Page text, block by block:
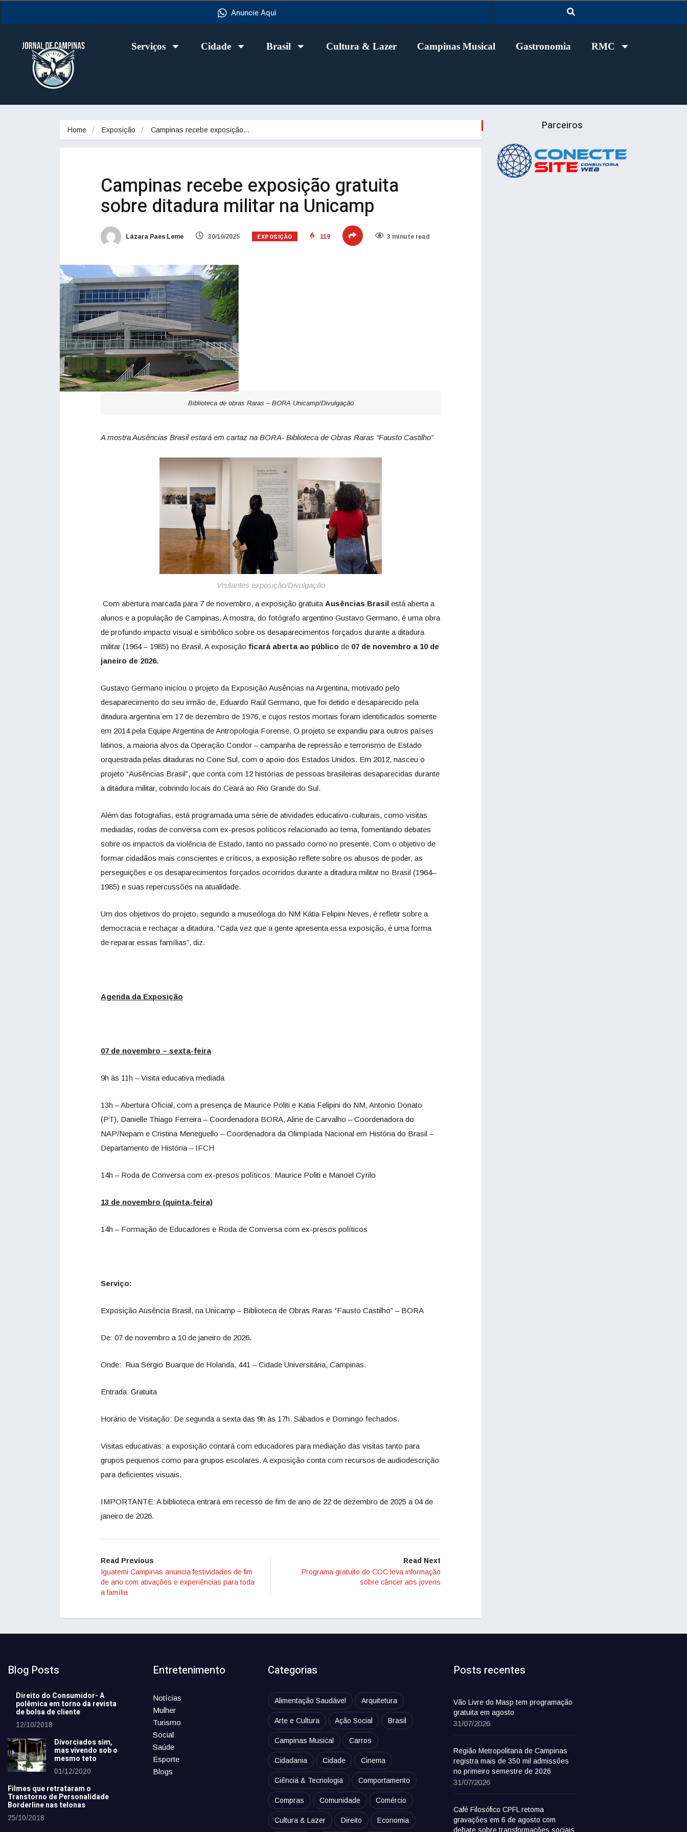
Anuncie Aqui
Serviços Cidade Brasil Cultura & Lazer Campinas Musical Gastronomia RMC
Home Exposição Campinas recebe exposição…
Campinas recebe exposição gratuita
sobre ditadura militar na Unicamp
Lázara Paes Leme 30/10/2025 EXPOSIÇÃO 119 3 minute read
Biblioteca de obras Raras – BORA Unicamp/Divulgação
A mostra Ausências Brasil estará em cartaz na BORA- Biblioteca de Obras Raras “Fausto Castilho”
Visitantes exposição/Divulgação
Com abertura marcada para 7 de novembro, a exposição gratuita Ausências Brasil está aberta a
alunos e a população de Campinas. A mostra, do fotógrafo argentino Gustavo Germano, é uma obra
de profundo impacto visual e simbólico sobre os desaparecimentos forçados durante a ditadura
militar (1964 – 1985) no Brasil. A exposição ficará aberta ao público de 07 de novembro a 10 de
janeiro de 2026.
Gustavo Germano iniciou o projeto da Exposição Ausências na Argentina, motivado pelo
desaparecimento do seu irmão de, Eduardo Raúl Germano, que foi detido e desaparecido pela
ditadura argentina em 17 de dezembro de 1976, e cujos restos mortais foram identificados somente
em 2014 pela Equipe Argentina de Antropologia Forense. O projeto se expandiu para outros países
latinos, a maioria alvos da Operação Condor – campanha de repressão e terrorismo de Estado
orquestrada pelas ditaduras no Cone Sul, com o apoio dos Estados Unidos. Em 2012, nasceu o
projeto “Ausências Brasil”, que conta com 12 histórias de pessoas brasileiras desaparecidas durante
a ditadura militar, cobrindo locais do Ceará ao Rio Grande do Sul.
Além das fotografias, está programada uma série de atividades educativo-culturais, como visitas
mediadas, rodas de conversa com ex-presos políticos relacionado ao tema, fomentando debates
sobre os impactos da violência de Estado, tanto no passado como no presente. Com o objetivo de
formar cidadãos mais conscientes e críticos, a exposição reflete sobre os abusos de poder, as
perseguições e os desaparecimentos forçados ocorridos durante a ditadura militar no Brasil (1964–
1985) e suas repercussões na atualidade.
Um dos objetivos do projeto, segundo a museóloga do NM Kátia Felipini Neves, é refletir sobre a
democracia e rechaçar a ditadura. “Cada vez que a gente apresenta essa exposição, é uma forma
de reparar essas famílias”, diz.
Agenda da Exposição
07 de novembro – sexta-feira
9h às 11h – Visita educativa mediada
13h – Abertura Oficial, com a presença de Maurice Politi e Katia Felipini do NM, Antonio Donato
(PT), Danielle Thiago Ferreira – Coordenadora BORA, Aline de Carvalho – Coordenadora do
NAP/Nepam e Cristina Meneguello – Coordenadora da Olimpíada Nacional em História do Brasil –
Departamento de História – IFCH
14h – Roda de Conversa com ex-presos políticos: Maurice Politi e Manoel Cyrilo
13 de novembro (quinta-feira)
14h – Formação de Educadores e Roda de Conversa com ex-presos políticos
Serviço:
Exposição Ausência Brasil, na Unicamp – Biblioteca de Obras Raras “Fausto Castilho” – BORA
De: 07 de novembro a 10 de janeiro de 2026.
Onde: Rua Sérgio Buarque de Holanda, 441 – Cidade Universitária, Campinas.
Entrada: Gratuita
Horário de Visitação: De segunda a sexta das 9h às 17h. Sábados e Domingo fechados.
Visitas educativas: a exposição contará com educadores para mediação das visitas tanto para
grupos pequenos como para grupos escolares. A exposição conta com recursos de audiodescrição
para deficientes visuais.
IMPORTANTE: A biblioteca entrará em recesso de fim de ano de 22 de dezembro de 2025 a 04 de
janeiro de 2026.
Read Previous
Iguatemi Campinas anuncia festividades de fim
de ano com ativações e experiências para toda
a família
Read Next
Programa gratuito do COC leva informação
sobre câncer aos jovens
Parceiros
Blog Posts
Direito do Consumidor- A
polêmica em torno da revista
de bolsa de cliente
12/10/2018
Divorciados sim,
mas vivendo sob o
mesmo teto
01/12/2020
Filmes que retrataram o
Transtorno de Personalidade
Borderline nas telonas
25/10/2018
Entretenimento
Notícias
Mulher
Turismo
Social
Saúde
Esporte
Blogs
Categorias
Alimentação Saudável Arquitetura
Arte e Cultura Ação Social Brasil
Campinas Musical Carros
Cidadania Cidade Cinema
Ciência & Tecnologia Comportamento
Compras Comunidade Comércio
Cultura & Lazer Direito Economia
Posts recentes
Vão Livre do Masp tem programação
gratuita em agosto
31/07/2026
Região Metropolitana de Campinas
registra mais de 350 mil admissões
no primeiro semestre de 2026
31/07/2026
Café Filosófico CPFL retoma
gravações em 6 de agosto com
debate sobre transformações sociais